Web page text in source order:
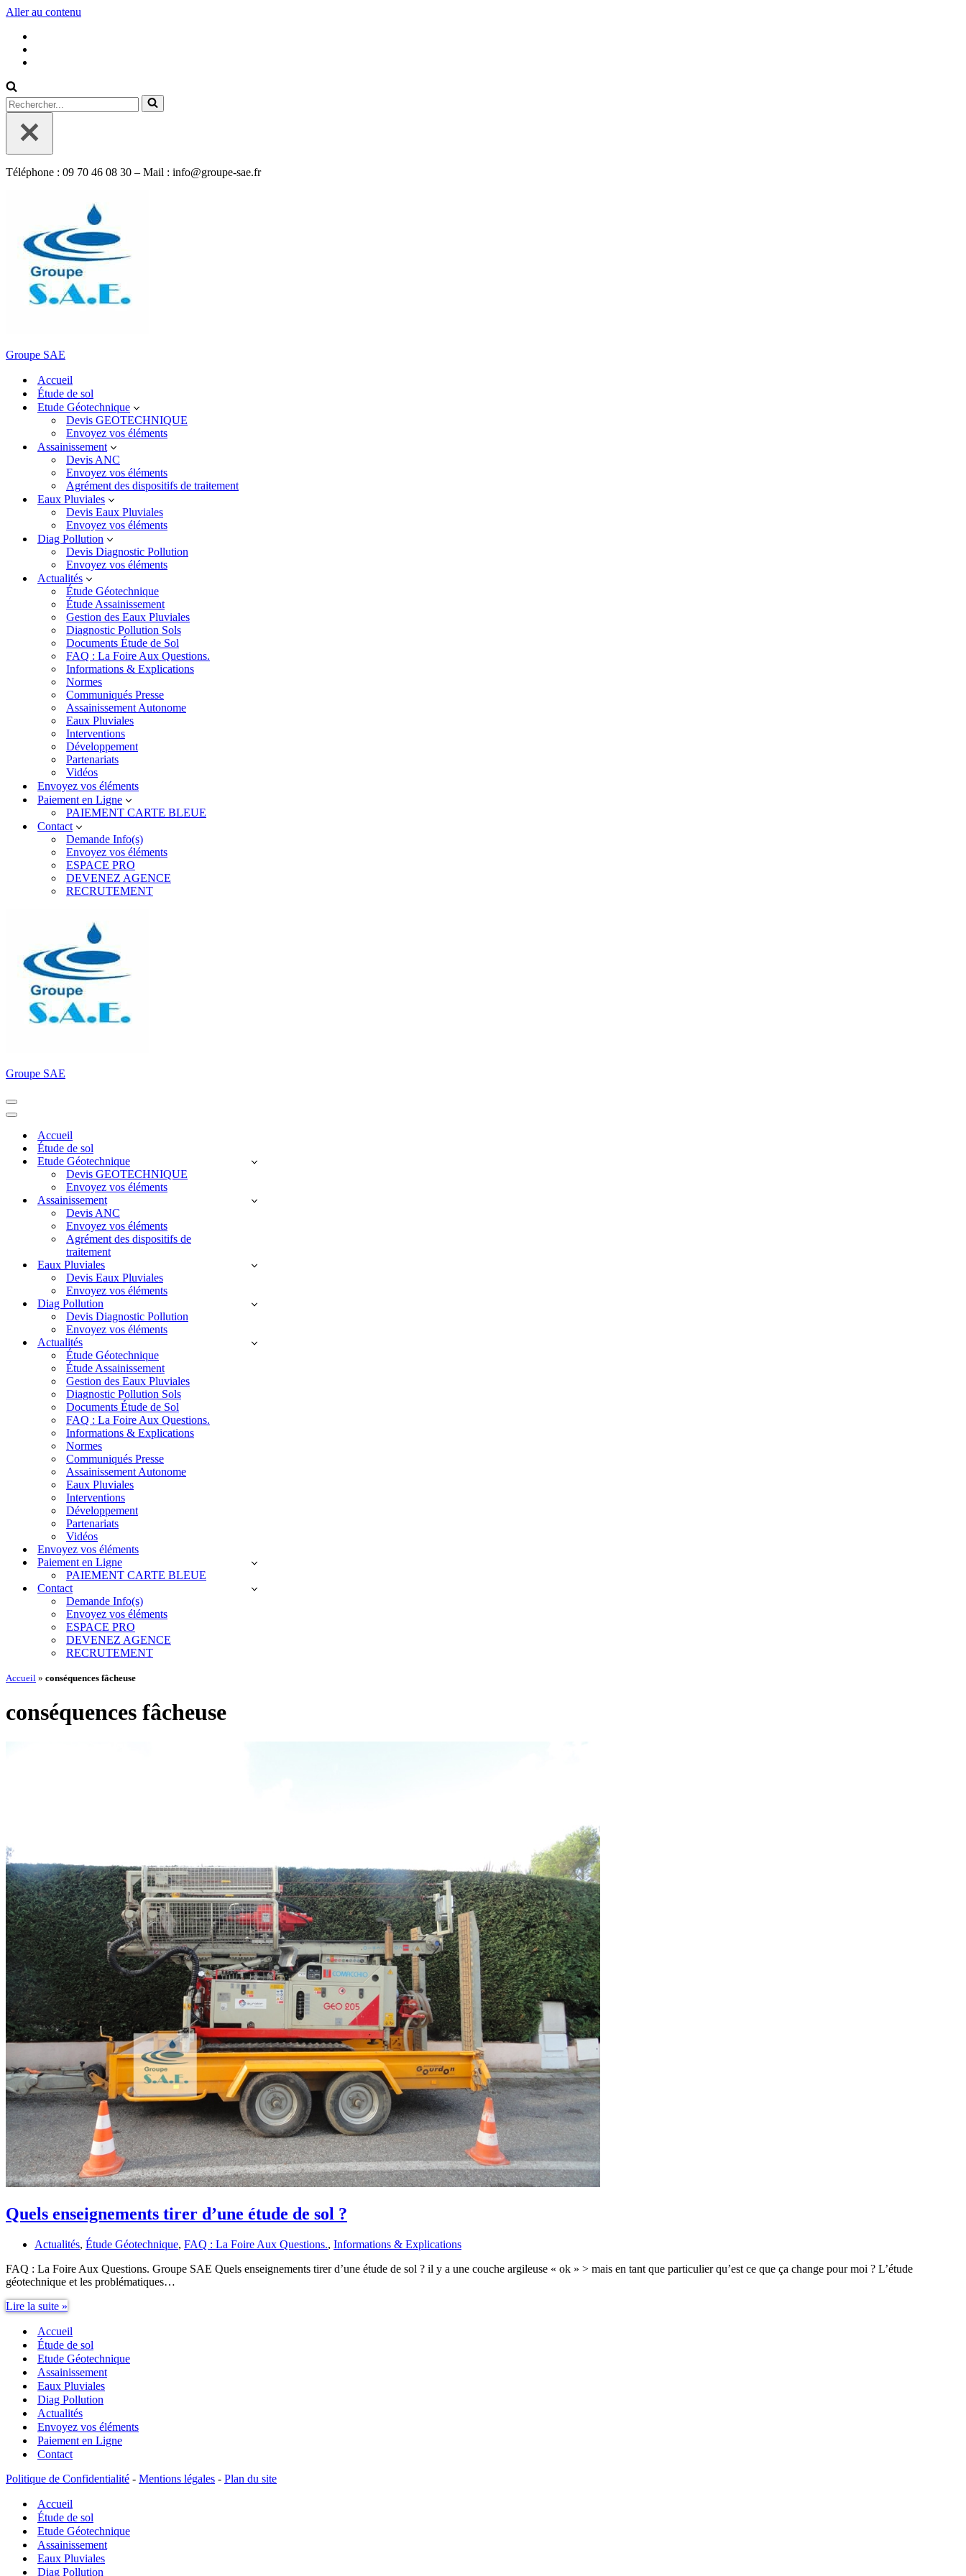
Aller au contenu
Rechercher...
Téléphone : 09 70 46 08 30 – Mail : info@groupe-sae.fr
Groupe SAE
Accueil
Étude de sol
Etude Géotechnique
Devis GEOTECHNIQUE
Envoyez vos éléments
Assainissement
Devis ANC
Envoyez vos éléments
Agrément des dispositifs de traitement
Eaux Pluviales
Devis Eaux Pluviales
Envoyez vos éléments
Diag Pollution
Devis Diagnostic Pollution
Envoyez vos éléments
Actualités
Étude Géotechnique
Étude Assainissement
Gestion des Eaux Pluviales
Diagnostic Pollution Sols
Documents Étude de Sol
FAQ : La Foire Aux Questions.
Informations & Explications
Normes
Communiqués Presse
Assainissement Autonome
Eaux Pluviales
Interventions
Développement
Partenariats
Vidéos
Envoyez vos éléments
Paiement en Ligne
PAIEMENT CARTE BLEUE
Contact
Demande Info(s)
Envoyez vos éléments
ESPACE PRO
DEVENEZ AGENCE
RECRUTEMENT
Groupe SAE
Menu
de
Menu
navigationAccueil
Étude de sol
Etude Géotechnique
Devis GEOTECHNIQUE
Envoyez vos éléments
Assainissement
Devis ANC
Envoyez vos éléments
Agrément des dispositifs de
traitement
Eaux Pluviales
Devis Eaux Pluviales
Envoyez vos éléments
Diag Pollution
Devis Diagnostic Pollution
Envoyez vos éléments
Actualités
Étude Géotechnique
Étude Assainissement
Gestion des Eaux Pluviales
Diagnostic Pollution Sols
Documents Étude de Sol
FAQ : La Foire Aux Questions.
Informations & Explications
Normes
Communiqués Presse
Assainissement Autonome
Eaux Pluviales
Interventions
Développement
Partenariats
Vidéos
Envoyez vos éléments
Paiement en Ligne
PAIEMENT CARTE BLEUE
Contact
Demande Info(s)
Envoyez vos éléments
ESPACE PRO
DEVENEZ AGENCE
RECRUTEMENT
Accueil » conséquences fâcheuse
conséquences fâcheuse
Quels enseignements tirer d’une étude de sol ?
Actualités, Étude Géotechnique, FAQ : La Foire Aux Questions., Informations & Explications
FAQ : La Foire Aux Questions. Groupe SAE Quels enseignements tirer d’une étude de sol ? il y a une couche argileuse « ok » > mais en tant que particulier qu’est ce que ça change pour moi ? L’étude
géotechnique et les problématiques…
Lire la suite »
tirer
d’une
étude
de
sol
?
Accueil
Étude de sol
Etude Géotechnique
Assainissement
Eaux Pluviales
Diag Pollution
Actualités
Envoyez vos éléments
Paiement en Ligne
Contact
Politique de Confidentialité - Mentions légales - Plan du site
Accueil
Étude de sol
Etude Géotechnique
Assainissement
Eaux Pluviales
Diag Pollution